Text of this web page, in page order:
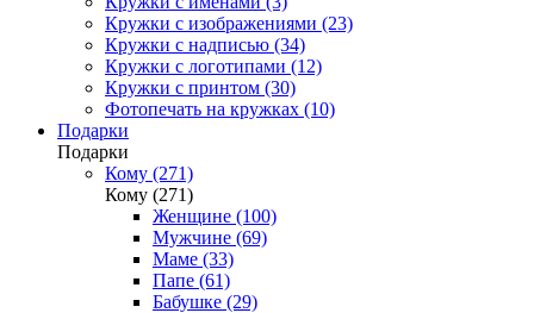
Кружки с изображениями (23)
Кружки с надписью (34)
Кружки с логотипами (12)
Кружки с принтом (30)
Фотопечать на кружках (10)
Подарки
Подарки
Кому (271)
Кому (271)
Женщине (100)
Мужчине (69)
Маме (33)
Папе (61)
Бабушке (29)